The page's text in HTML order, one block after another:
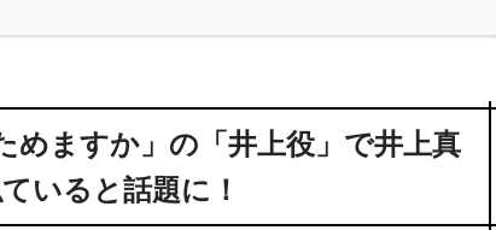
めますか」の「井上役」で井上真
いると話題に！